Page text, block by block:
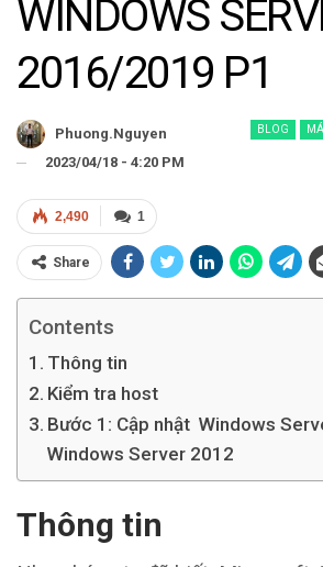
WINDOWS
2016/2019 P1
BLOG
Phuong.nguyen
2023/04/18 - 4:20 PM
1
2,490
Share
Contents
Thông tin
Kiểm tra host
Bước 1: Cập nhật Windows
Windows Server 2012
Thông tin